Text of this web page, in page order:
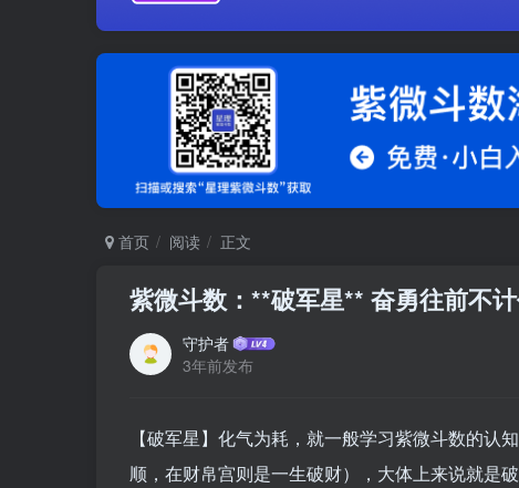
首页 阅读 正文
紫微斗数：**破军星** 奋勇往前不
守护者
3年前发布
【破军星】化气为耗，就一般学习紫微斗数的
顺，在财帛宫则是一生破财），大体上来说就是